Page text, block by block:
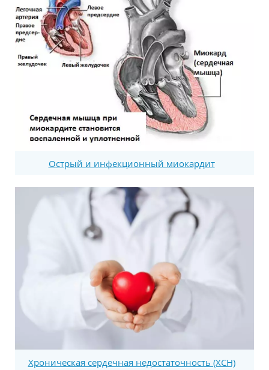
Острый и инфекционный миокардит
Хроническая сердечная недостаточность (ХСН)